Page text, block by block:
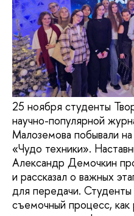
25 ноября студенты
научно-популярной
Малоземова побывали
«Чудо техники».
Александр Демочкин
и рассказал о важных
для передачи.
съемочный процесс, как